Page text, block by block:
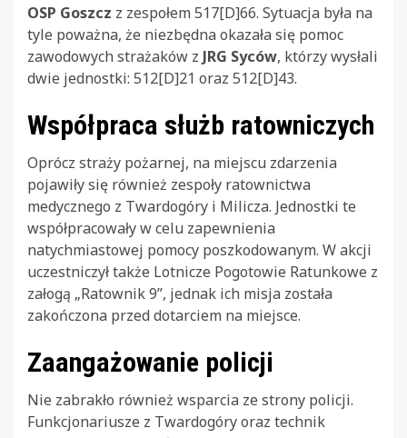
OSP Goszcz z zespołem 517[D]66. Sytuacja była na
tyle poważna, że niezbędna okazała się pomoc
zawodowych strażaków z JRG Syców, którzy wysłali
dwie jednostki: 512[D]21 oraz 512[D]43.
Współpraca służb ratowniczych
Oprócz straży pożarnej, na miejscu zdarzenia
pojawiły się również zespoły ratownictwa
medycznego z Twardogóry i Milicza. Jednostki te
współpracowały w celu zapewnienia
natychmiastowej pomocy poszkodowanym. W akcji
uczestniczył także Lotnicze Pogotowie Ratunkowe z
załogą „Ratownik 9”, jednak ich misja została
zakończona przed dotarciem na miejsce.
Zaangażowanie policji
Nie zabrakło również wsparcia ze strony policji.
Funkcjonariusze z Twardogóry oraz technik